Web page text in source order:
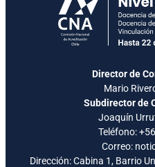
Director de
Mario
Subdirector de
Joaquín
Teléfono:
Correo:
Dirección: Cabina 1, Barrio